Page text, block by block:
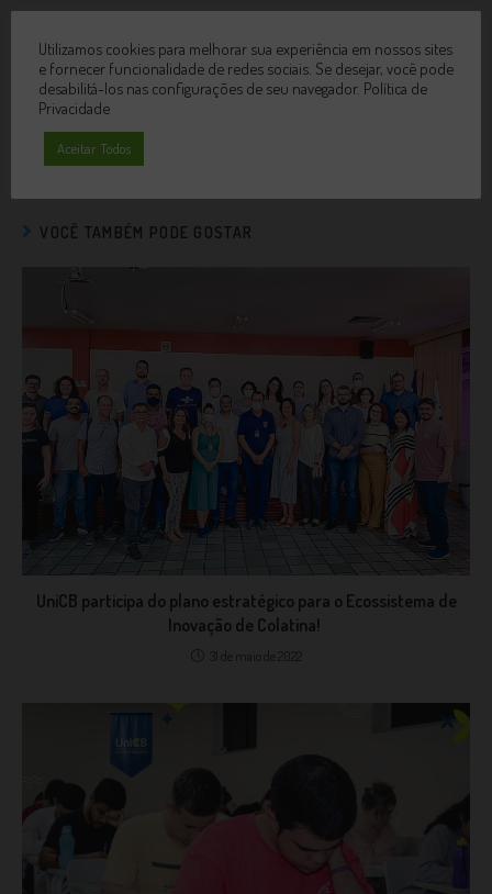
Próximo post
Alunos(as) dos cursos de Administração, Ciências Contábeis e
Nutrição, realizam visita técnica à Agroindústria do Ifes Campus
VOCÊ TAMBÉM PODE GOSTAR
UniCB participa do plano estratégico para o Ecossistema de
Inovação de Colatina! ⁣
31 de maio de 2022
Utilizamos cookies para melhorar sua experiência em nossos sites
e fornecer funcionalidade de redes sociais. Se desejar, você pode
desabilitá-los nas configurações de seu navegador. Política de
Privacidade
Aceitar Todos